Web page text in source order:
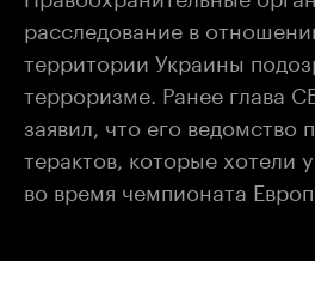
расследование в
территории Украины
терроризме. Ранее глава
заявил, что его ведомство
терактов, которые хотели
во время чемпионата